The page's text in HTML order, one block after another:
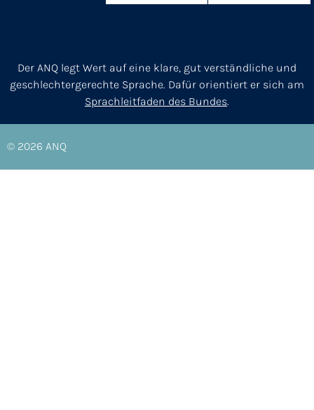
Der ANQ legt Wert auf eine klare, gut verständliche und
geschlechtergerechte Sprache. Dafür orientiert er sich am
Sprachleitfaden des Bundes.
© 2026 ANQ